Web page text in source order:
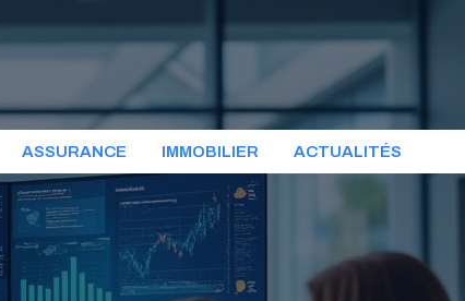
ASSURANCE IMMOBILIER ACTUALITÉS